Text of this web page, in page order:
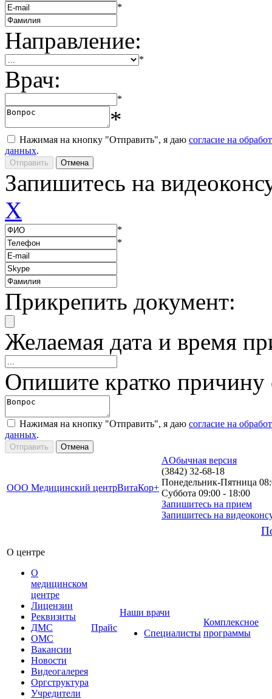
*
Направление:
*
Врач:
*
*
Нажимая на кнопку "Отправить", я даю согласие на
данных.
Запишитесь на
X
*
*
Прикрепить документ:
Желаемая дата и время
Опишите кратко
Нажимая на кнопку "Отправить", я даю согласие на
данных.
ООО Медицинский центрВитаКор+
AОбычная версия
(3842) 32-68-18
Понедельник-Пятница
Суббота 09:00 - 18:00
Запишитесь на прием
Запишитесь на
О центре
О
медицинском
центре
Лицензии
Реквизиты
ДМС
ОМС
Вакансии
Новости
Видеогалерея
Оргструктура
Учредители
Прайс
Наши врачи
Специалисты
Комплексное
программы